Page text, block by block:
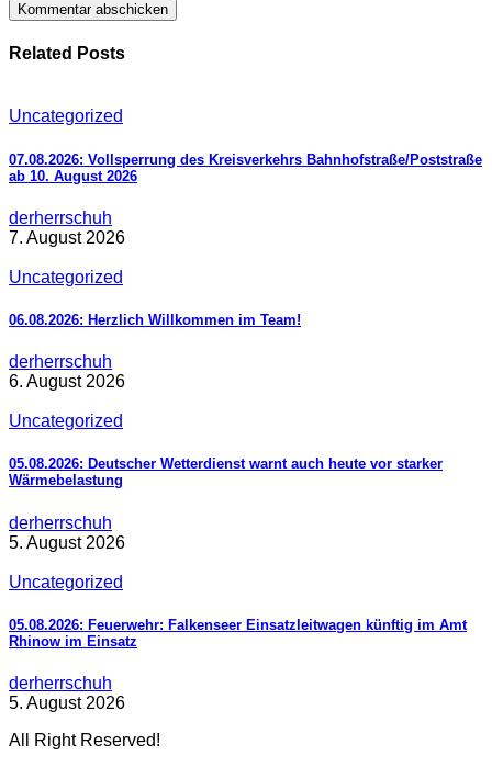
Related Posts
Uncategorized
07.08.2026: Vollsperrung des Kreisverkehrs Bahnhofstraße/Poststraße
ab 10. August 2026
derherrschuh
7. August 2026
Uncategorized
06.08.2026: Herzlich Willkommen im Team!
derherrschuh
6. August 2026
Uncategorized
05.08.2026: Deutscher Wetterdienst warnt auch heute vor starker
Wärmebelastung
derherrschuh
5. August 2026
Uncategorized
05.08.2026: Feuerwehr: Falkenseer Einsatzleitwagen künftig im Amt
Rhinow im Einsatz
derherrschuh
5. August 2026
All Right Reserved!